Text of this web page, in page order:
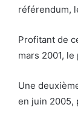
référendum,
Profitant de
mars 2001, le
Une
en juin 2005,